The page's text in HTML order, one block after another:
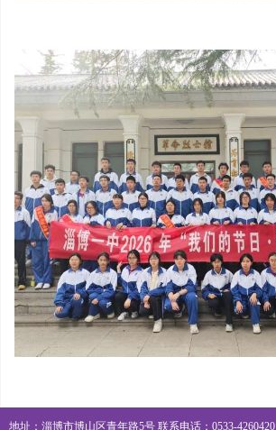
地址：淄博市博山区青年路5号 联系电话：0533-4260420